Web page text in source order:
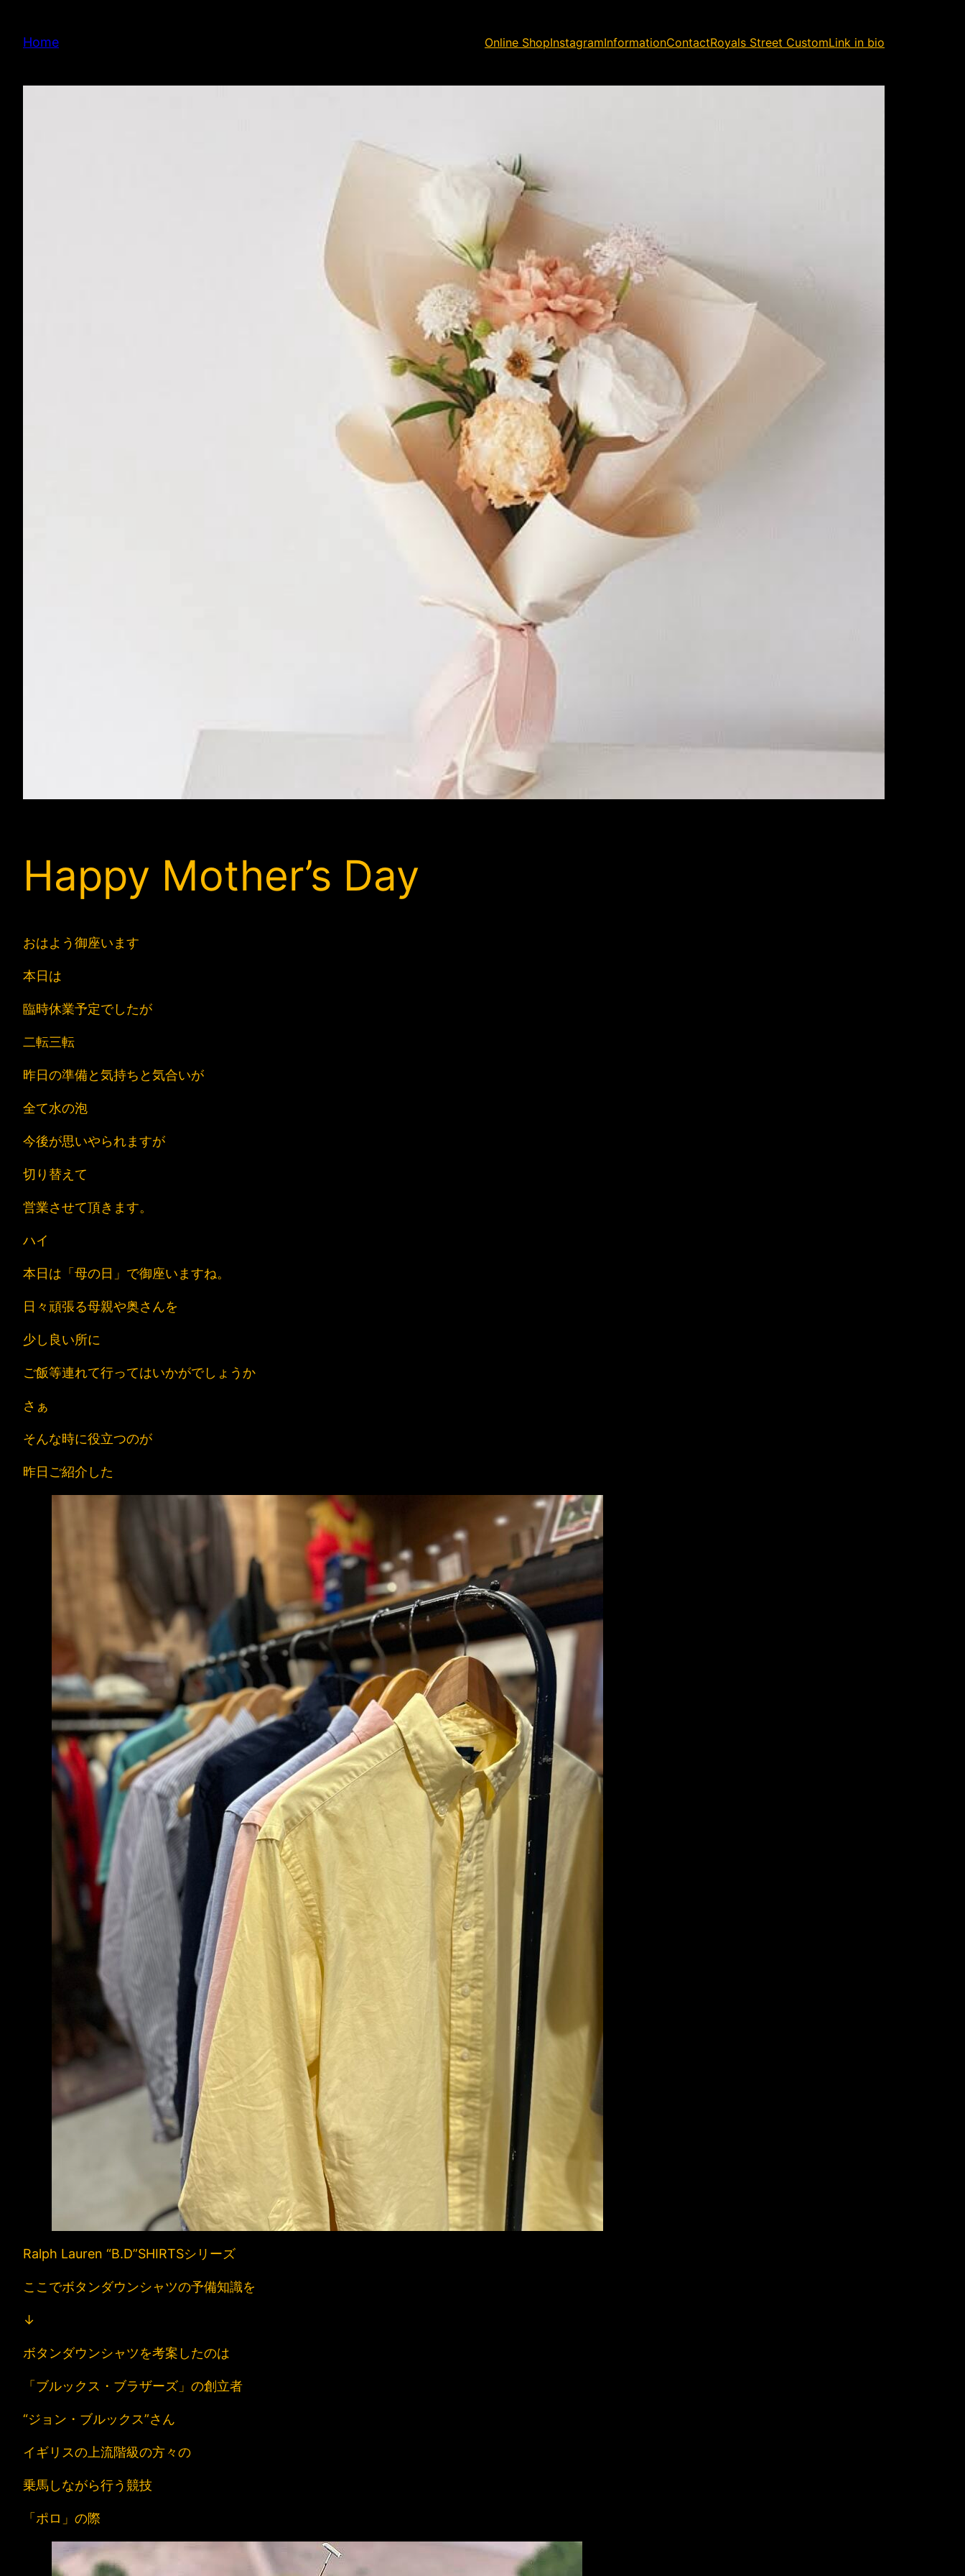
Home Online ShopInstagramInformationContactRoyals Street CustomLink in bio
Happy Mother’s Day
おはよう御座います
本日は
臨時休業予定でしたが
二転三転
昨日の準備と気持ちと気合いが
全て水の泡
今後が思いやられますが
切り替えて
営業させて頂きます。
ハイ
本日は「母の日」で御座いますね。
日々頑張る母親や奥さんを
少し良い所に
ご飯等連れて行ってはいかがでしょうか
さぁ
そんな時に役立つのが
昨日ご紹介した
Ralph Lauren “B.D”SHIRTSシリーズ
ここでボタンダウンシャツの予備知識を
↓
ボタンダウンシャツを考案したのは
「ブルックス・ブラザーズ」の創立者
“ジョン・ブルックス”さん
イギリスの上流階級の方々の
乗馬しながら行う競技
「ポロ」の際